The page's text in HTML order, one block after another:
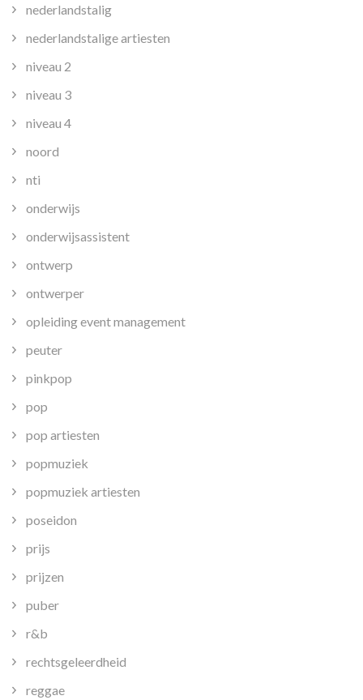
nederlandstalig
nederlandstalige artiesten
niveau 2
niveau 3
niveau 4
noord
nti
onderwijs
onderwijsassistent
ontwerp
ontwerper
opleiding event management
peuter
pinkpop
pop
pop artiesten
popmuziek
popmuziek artiesten
poseidon
prijs
prijzen
puber
r&b
rechtsgeleerdheid
reggae